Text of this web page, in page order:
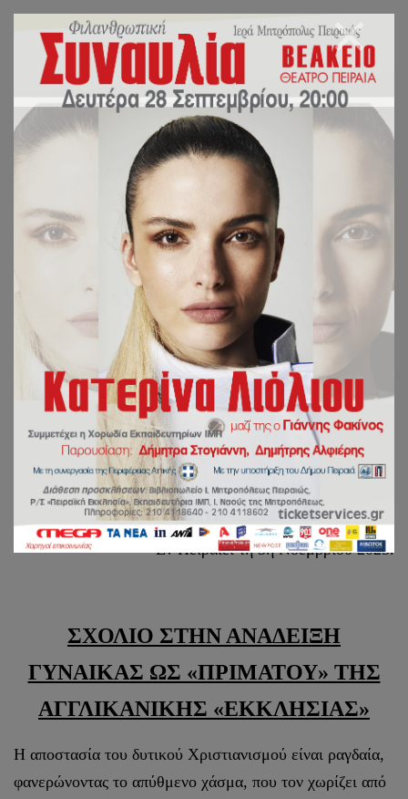
ΣΧΟΛΙΟ ΣΤΗΝ
ΑΝΑΔΕΙΞΗ ΓΥΝΑΙΚΑΣ
ΩΣ «ΠΡΙΜΑΤΟΥ» ΤΗΣ
ΑΓΓΛΙΚΑΝΙΚΗΣ
«ΕΚΚΛΗΣΙΑΣ»
ΙΕΡΑ ΜΗΤΡΟΠΟΛΙΣ ΠΕΙΡΑΙΩΣ
ΓΡΑΦΕΙΟ ΕΠΙ ΤΩΝ ΑΙΡΕΣΕΩΝ ΚΑΙ ΤΩΝ
ΠΑΡΑΘΡΗΣΚΕΙΩΝ
Εν Πειραιεί τη 3η Νοεμβρίου 2025.
ΣΧΟΛΙΟ ΣΤΗΝ ΑΝΑΔΕΙΞΗ
ΓΥΝΑΙΚΑΣ ΩΣ «ΠΡΙΜΑΤΟΥ» ΤΗΣ
ΑΓΓΛΙΚΑΝΙΚΗΣ «ΕΚΚΛΗΣΙΑΣ»
Η αποστασία του δυτικού Χριστιανισμού είναι ραγδαία,
φανερώνοντας το απύθμενο χάσμα, που τον χωρίζει από